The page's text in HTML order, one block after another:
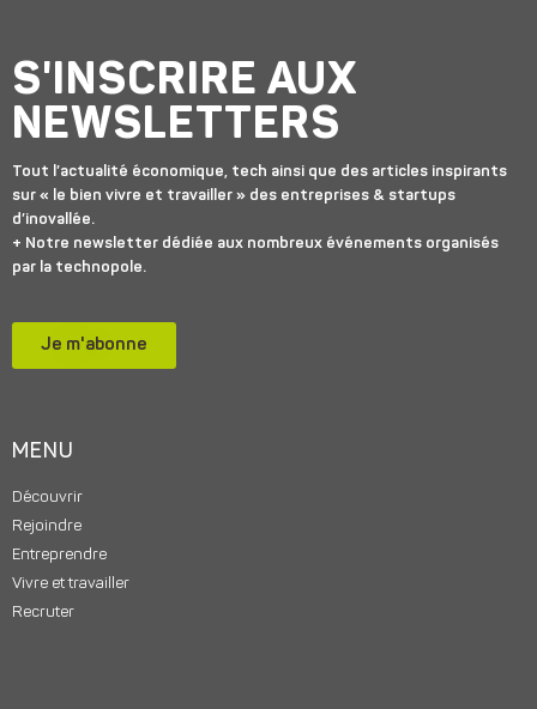
S'INSCRIRE AUX
NEWSLETTERS
Tout l’actualité économique, tech ainsi que des articles inspirants
sur « le bien vivre et travailler » des entreprises & startups
d’inovallée.
+ Notre newsletter dédiée aux nombreux événements organisés
par la technopole.
Je m'abonne
MENU
Découvrir
Rejoindre
Entreprendre
Vivre et travailler
Recruter